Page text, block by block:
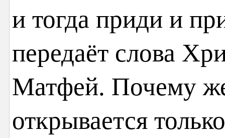
и тогда приди и
передаёт слова
Матфей. Почему
открывается